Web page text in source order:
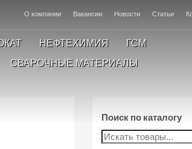
О компании Вакансии Новости Статьи
НЕФТЕХИМИЯ
ГСМ
СВАРОЧНЫЕ МАТЕРИАЛЫ
Поиск по каталогу